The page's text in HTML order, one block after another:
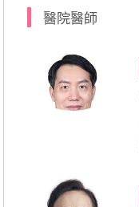
醫院醫師